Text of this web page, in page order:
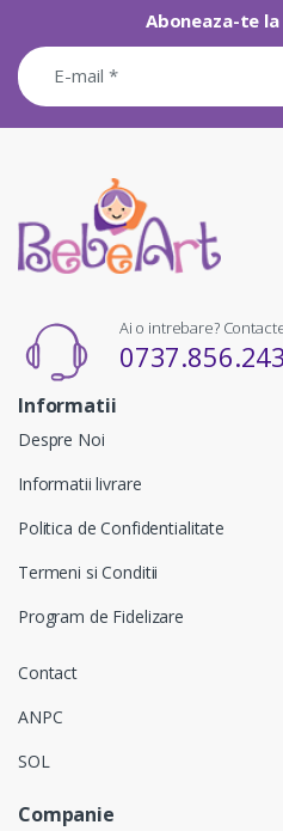
Aboneaza-te
Ai o intrebare?
0737.856.243
Informatii
Despre Noi
Informatii livrare
Politica de Confidentialitate
Termeni si Conditii
Program de Fidelizare
Contact
ANPC
SOL
Companie